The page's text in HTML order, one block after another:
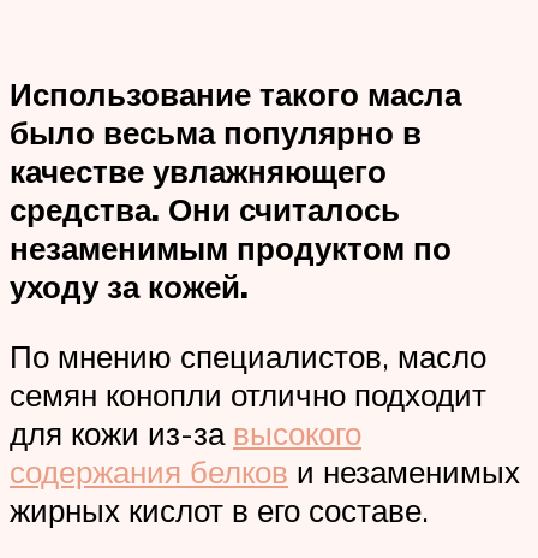
Использование такого масла
было весьма популярно в
качестве увлажняющего
средства. Они считалось
незаменимым продуктом по
уходу за кожей.
По мнению специалистов, масло
семян конопли отлично подходит
для кожи из-за высокого
содержания белков и незаменимых
жирных кислот в его составе.